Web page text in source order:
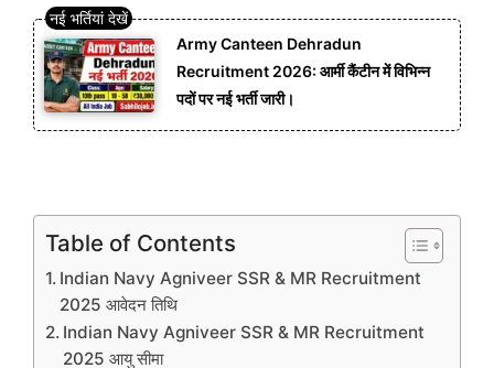
Army Canteen Dehradun
Recruitment 2026: आर्मी कैंटीन में विभिन्न
पदों पर नई भर्ती जारी।
Table of Contents
Indian Navy Agniveer SSR & MR Recruitment
2025 आवेदन तिथि
Indian Navy Agniveer SSR & MR Recruitment
2025 आयु सीमा